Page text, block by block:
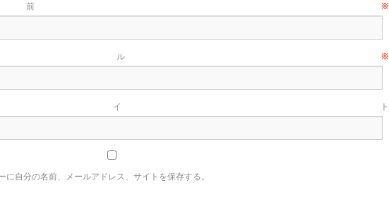
前 ※
ール ※
イト
自分の名前、メールアドレス、サイトを保存する。